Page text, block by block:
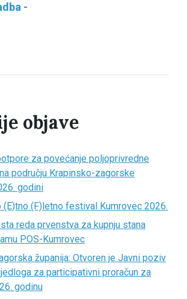
-
objave
za povećanje poljoprivredne
području Krapinsko-zagorske
godini
(E)tno (F)letno festival Kumrovec 2026.
reda prvenstva za kupnju stana
POS-Kumrovec
županija: Otvoren je Javni poziv
za participativni proračun za
godinu